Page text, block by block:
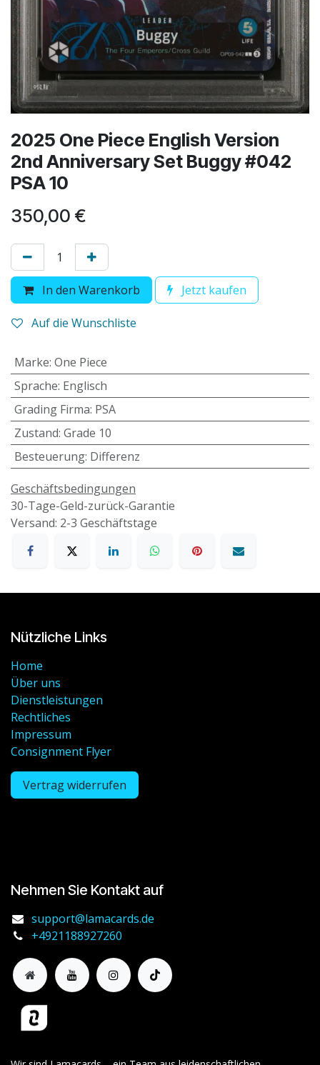
2025 One Piece English Version
2nd Anniversary Set Buggy #042
PSA 10
350,00 €
In den Warenkorb Jetzt kaufen
Auf die Wunschliste
Marke: One Piece
Sprache: Englisch
Grading Firma: PSA
Zustand: Grade 10
Besteuerung: Differenz
Geschäftsbedingungen
30-Tage-Geld-zurück-Garantie
Versand: 2-3 Geschäftstage
Nützliche Links
Home
Über uns
Dienstleistungen
Rechtliches
Impressum
Consignment Flyer
Vertrag widerrufen
Nehmen Sie Kontakt auf
support@lamacards.de
+4921188927260